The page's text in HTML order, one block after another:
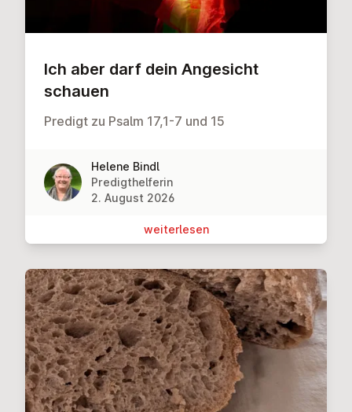
Ich aber darf dein Angesicht
schauen
Predigt zu Psalm 17,1-7 und 15
Helene Bindl
Predigthelferin
2. August 2026
wei­ter­le­sen